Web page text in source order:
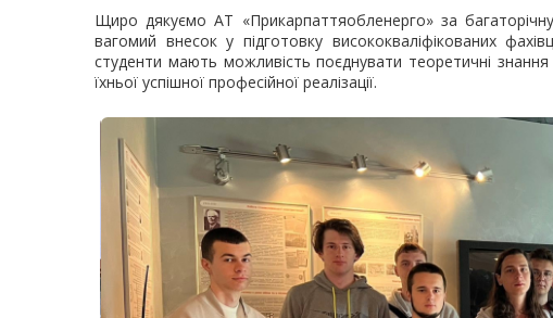
Щиро дякуємо АТ «Прикарпаттяобленерго» за
вагомий внесок у підготовку висококваліфікованих
студенти мають можливість поєднувати теоретичні
їхньої успішної професійної реалізації.